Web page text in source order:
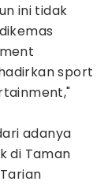
ini tidak
sport
adanya
di Taman